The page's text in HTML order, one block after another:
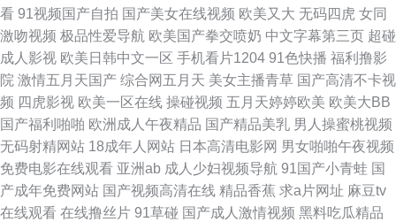
入黑丝少妇 久久精品午夜福利 91网站在线入口观看 AV孕妇久久 日韩欧美百
合在线观看 欧美美女BB 老司机永久视频 91视频网站免费看 超碰人人艹 美
女少妇内射午夜 97精品电影网 欧美小骚网 91熟女露脸专区 深夜福利av av
福利网址 久久伊人福利国产 97色导航 三级视屏在线观看 色情疯狂网 日本黄
页视频 亚洲情色在线 欧美另类A片 亚洲成人福利精品 免费在线观看电影 国
看 91视频国产自拍 国产美女在线视频 欧美又大 无码四虎 女同
激吻视频 极品性爱导航 欧美国产拳交喷奶 中文字幕第三页 超碰
成人影视 欧美日韩中文一区 手机看片1204 91色快播 福利撸影
院 激情五月天国产 综合网五月天 美女主播青草 国产高清不卡视
频 四虎影视 欧美一区在线 操碰视频 五月天婷婷欧美 欧美大BB
国产福利啪啪 欧洲成人午夜精品 国产精品美乳 男人操蜜桃视频
无码射精网站 18成年人网站 日本高清电影网 男女啪啪午夜视频
免费电影在线观看 亚洲ab 成人少妇视频导航 91国产小青蛙 国
产成年免费网站 国产视频高清在线 精品香蕉 求a片网址 麻豆tv
在线观看 在线撸丝片 91草碰 国产成人激情视频 黑料吃瓜精品